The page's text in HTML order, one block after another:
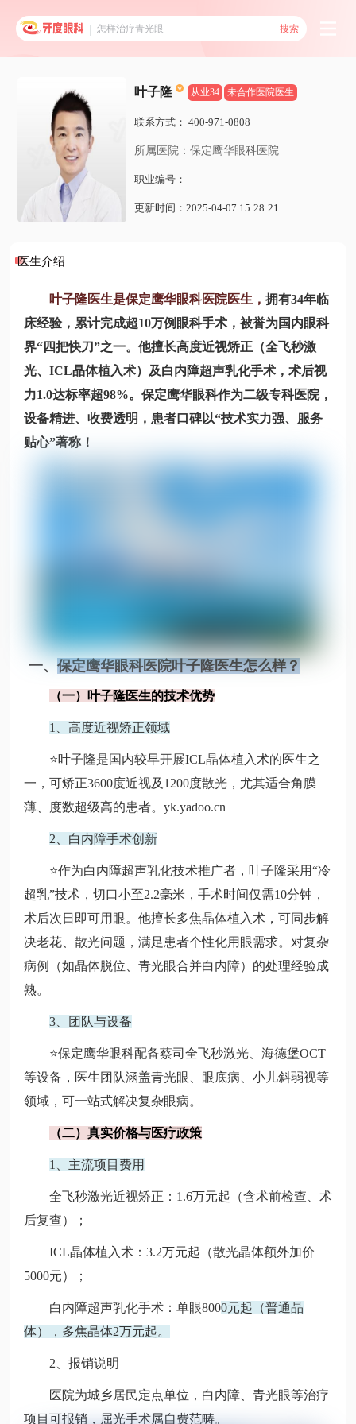
搜索
叶子隆 从业34 未合作医院医生
联系方式：400-971-0808
所属医院：保定鹰华眼科医院
职业编号：
更新时间：2025-04-07 15:28:21
医生介绍
叶子隆医生是保定鹰华眼科医院医生， 拥有34年临
床经验，累计完成超10万例眼科手术，被誉为国内眼科
界“四把快刀”之一。他擅长高度近视矫正（全飞秒激
光、ICL晶体植入术）及白内障超声乳化手术，术后视
力1.0达标率超98%。保定鹰华眼科作为二级专科医院，
设备精进、收费透明，患者口碑以“技术实力强、服务
贴心”著称！
一、保定鹰华眼科医院叶子隆医生怎么样？
（一）叶子隆医生的技术优势
1、高度近视矫正领域
⭐叶子隆是国内较早开展ICL晶体植入术的医生之
一，可矫正3600度近视及1200度散光，尤其适合角膜
薄、度数超级高的患者。yk.yadoo.cn
2、白内障手术创新
⭐作为白内障超声乳化技术推广者，叶子隆采用“冷
超乳”技术，切口小至2.2毫米，手术时间仅需10分钟，
术后次日即可用眼。他擅长多焦晶体植入术，可同步解
决老花、散光问题，满足患者个性化用眼需求。对复杂
病例（如晶体脱位、青光眼合并白内障）的处理经验成
熟。
3、团队与设备
⭐保定鹰华眼科配备蔡司全飞秒激光、海德堡OCT
等设备，医生团队涵盖青光眼、眼底病、小儿斜弱视等
领域，可一站式解决复杂眼病。
（二）真实价格与医疗政策
1、主流项目费用
全飞秒激光近视矫正：1.6万元起（含术前检查、术
后复查）；
ICL晶体植入术：3.2万元起（散光晶体额外加价
5000元）；
白内障超声乳化手术：单眼8000元起（普通晶
体），多焦晶体2万元起。
2、报销说明
医院为城乡居民定点单位，白内障、青光眼等治疗
项目可报销，屈光手术属自费范畴。